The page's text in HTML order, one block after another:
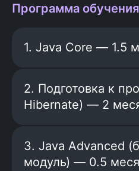
Программа обучения
1. Java Core — 1.5
2. Подготовка к
Hibernate) — 2
3. Java Advanced
модуль) — 0.5
Больше отзывов
здесь